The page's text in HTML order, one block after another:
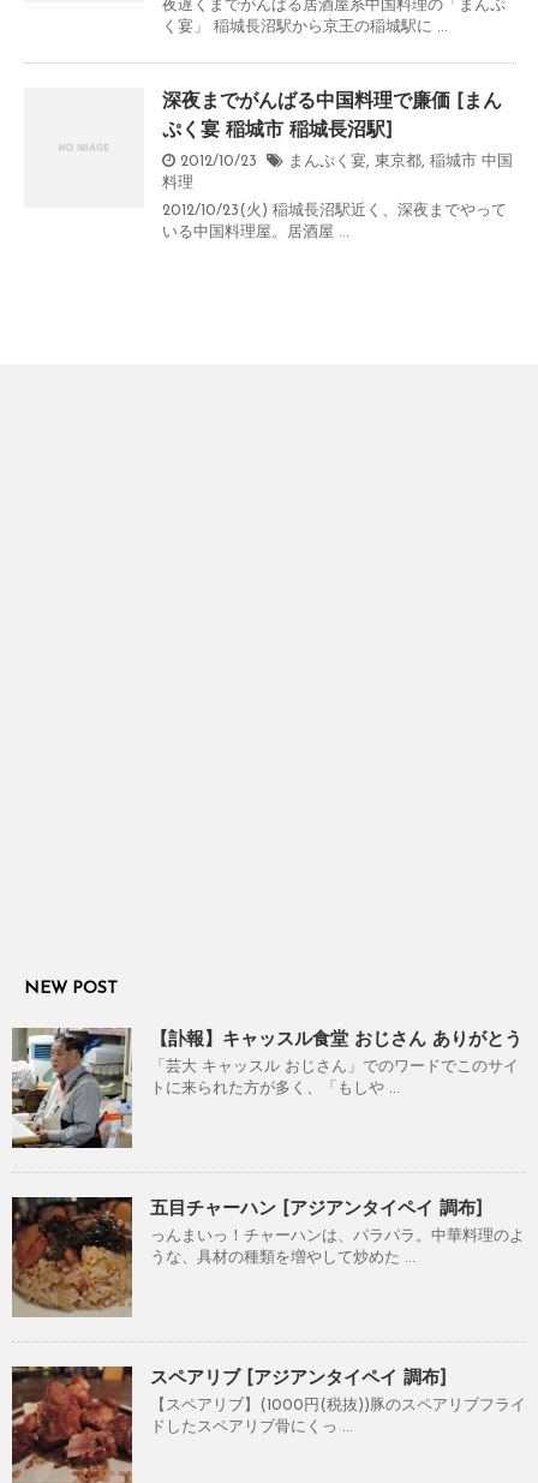
夜遅くまでがんばる居酒屋系中国料理の「まんぷ
く宴」 稲城長沼駅から京王の稲城駅に ...
深夜までがんばる中国料理で廉価 [まん
ぷく宴 稲城市 稲城長沼駅]
2012/10/23 まんぷく宴, 東京都, 稲城市 中国
料理
2012/10/23(火) 稲城長沼駅近く、深夜までやって
いる中国料理屋。居酒屋 ...
NEW POST
【訃報】キャッスル食堂 おじさん ありがとう
「芸大 キャッスル おじさん」でのワードでこのサイ
トに来られた方が多く、「もしや ...
五目チャーハン [アジアンタイペイ 調布]
っんまいっ！チャーハンは、パラパラ。中華料理のよ
うな、具材の種類を増やして炒めた ...
スペアリブ [アジアンタイペイ 調布]
【スペアリブ】(1000円(税抜))豚のスペアリブフライ
ドしたスペアリブ骨にくっ ...